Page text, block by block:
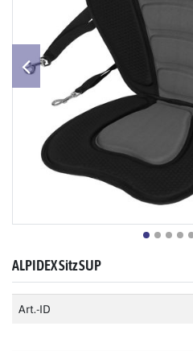
ALPIDEX Sitz SUP
Art.-ID